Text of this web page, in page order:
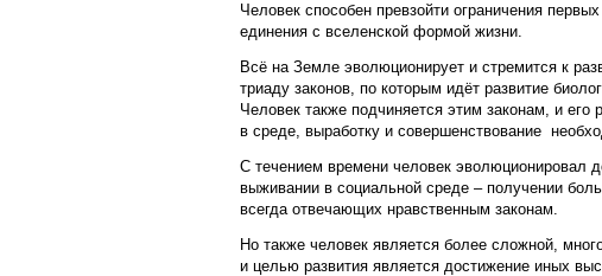
Человек способен превзойти ограничения
единения с вселенской формой жизни.
Всё на Земле эволюционирует и стремится к
триаду законов, по которым идёт развитие
Человек также подчиняется этим законам, и его
в среде, выработку и совершенствование
С течением времени человек эволюционировал
выживании в социальной среде – получении
всегда отвечающих нравственным законам.
Но также человек является более сложной,
и целью развития является достижение иных